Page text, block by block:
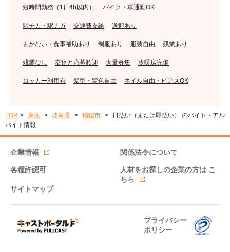
短時間勤務（1日4h以内） バイク・車通勤OK
駅チカ・駅ナカ 交通費支給 送迎あり
まかない・食事補助あり 制服あり 服装自由 残業あり
残業なし 友達と応募歓迎 大量募集 冷暖房完備
ロッカー利用有 髪型・髪色自由 ネイル自由・ピアスOK
TOP 東海 岐阜県 瑞穂市
日払い（または即払い） のバイト・アル
バイト情報
企業情報 関係法令について
各種許認可 人材をお探しの企業の方は こ
ちら
サイトマップ
プライバシー
ポリシー